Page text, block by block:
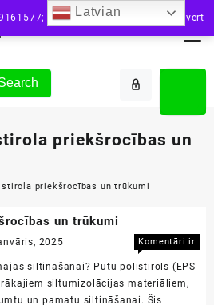
vai raksti: info@siltini.lvAizvērt
priekšrocības un
priekšrocības un trūkumi
un trūkumi
2025
Komentāri ir
siltināšanai? Putu polistirols (EPS
siltumizolācijas materiāliem,
un pamatu siltināšanai. Šis
Latvian